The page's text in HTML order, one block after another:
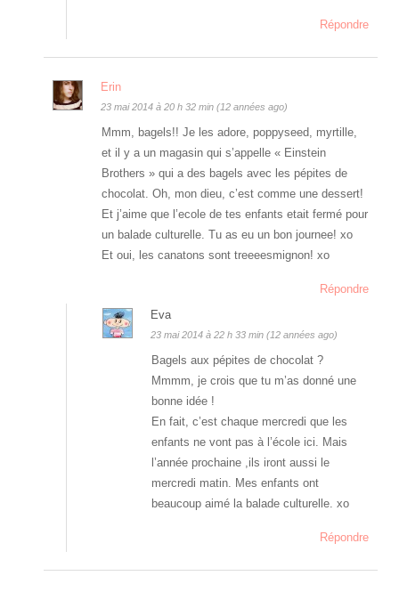
Répondre
Erin
23 mai 2014 à 20 h 32 min (12 années ago)
Mmm, bagels!! Je les adore, poppyseed, myrtille,
et il y a un magasin qui s’appelle « Einstein
Brothers » qui a des bagels avec les pépites de
chocolat. Oh, mon dieu, c’est comme une dessert!
Et j’aime que l’ecole de tes enfants etait fermé pour
un balade culturelle. Tu as eu un bon journee! xo
Et oui, les canatons sont treeeesmignon! xo
Répondre
Eva
23 mai 2014 à 22 h 33 min (12 années ago)
Bagels aux pépites de chocolat ?
Mmmm, je crois que tu m’as donné une
bonne idée !
En fait, c’est chaque mercredi que les
enfants ne vont pas à l’école ici. Mais
l’année prochaine ,ils iront aussi le
mercredi matin. Mes enfants ont
beaucoup aimé la balade culturelle. xo
Répondre